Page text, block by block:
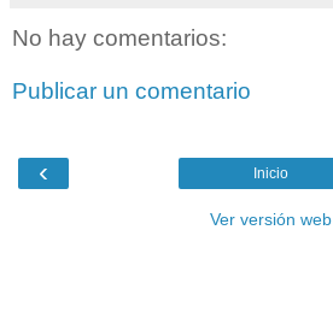
No hay comentarios:
Publicar un comentario
‹ Inicio
Ver versión web